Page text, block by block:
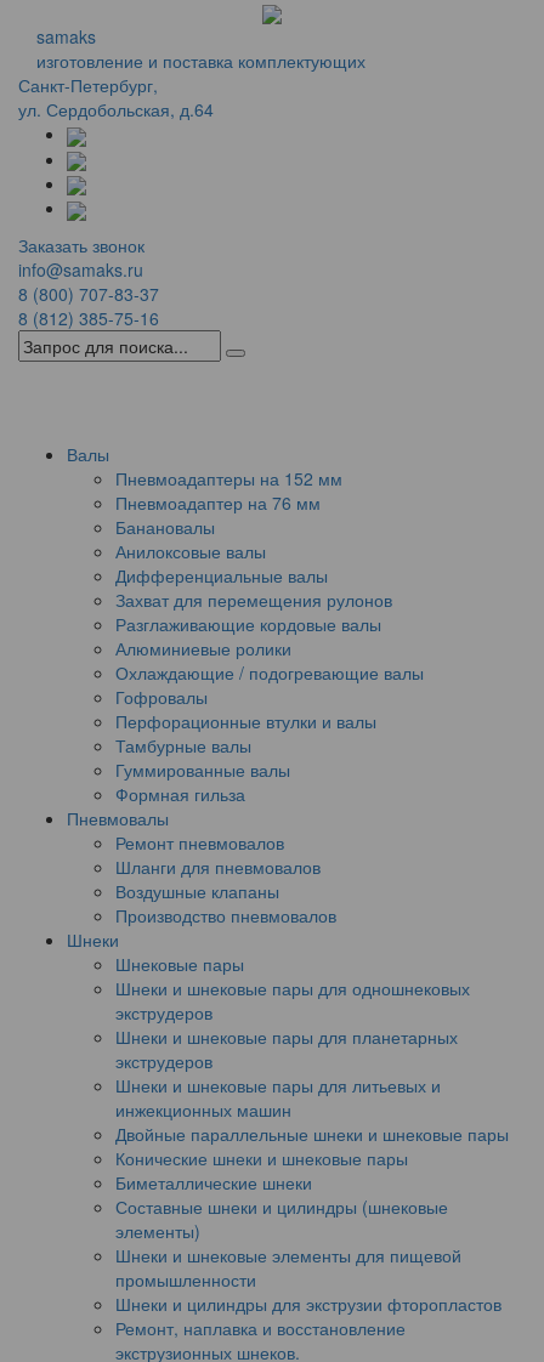
samaks
изготовление и поставка комплектующих
Санкт-Петербург,
ул. Сердобольская, д.64
Заказать звонок
info@samaks.ru
8 (800) 707-83-37
8 (812) 385-75-16
Валы
Пневмоадаптеры на 152 мм
Пневмоадаптер на 76 мм
Банановалы
Анилоксовые валы
Дифференциальные валы
Захват для перемещения рулонов
Разглаживающие кордовые валы
Алюминиевые ролики
Охлаждающие / подогревающие валы
Гофровалы
Перфорационные втулки и валы
Тамбурные валы
Гуммированные валы
Формная гильза
Пневмовалы
Ремонт пневмовалов
Шланги для пневмовалов
Воздушные клапаны
Производство пневмовалов
Шнеки
Шнековые пары
Шнеки и шнековые пары для одношнековых
экструдеров
Шнеки и шнековые пары для планетарных
экструдеров
Шнеки и шнековые пары для литьевых и
инжекционных машин
Двойные параллельные шнеки и шнековые пары
Конические шнеки и шнековые пары
Биметаллические шнеки
Составные шнеки и цилиндры (шнековые
элементы)
Шнеки и шнековые элементы для пищевой
промышленности
Шнеки и цилиндры для экструзии фторопластов
Ремонт, наплавка и восстановление
экструзионных шнеков.